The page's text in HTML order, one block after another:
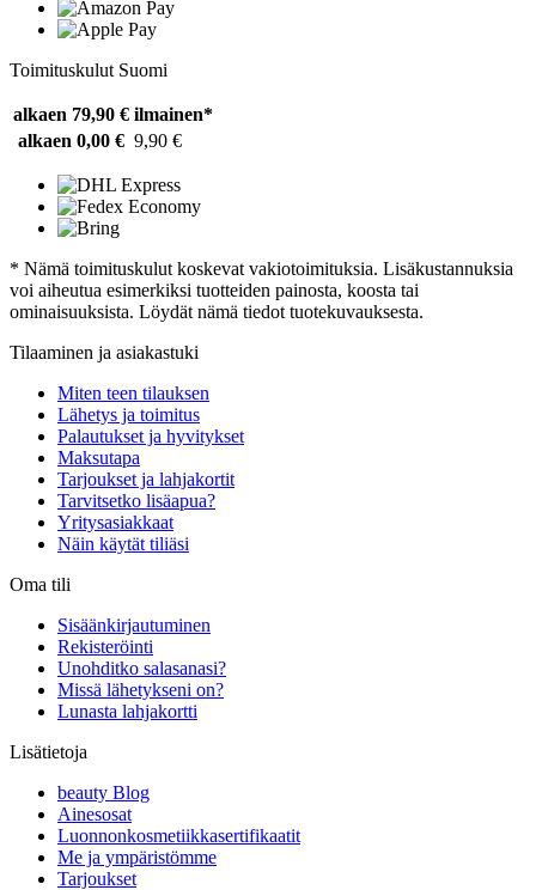
Toimituskulut Suomi
alkaen 79,90 € ilmainen*
alkaen 0,00 € 9,90 €
* Nämä toimituskulut koskevat vakiotoimituksia. Lisäkustannuksia
voi aiheutua esimerkiksi tuotteiden painosta, koosta tai
ominaisuuksista. Löydät nämä tiedot tuotekuvauksesta.
Tilaaminen ja asiakastuki
Miten teen tilauksen
Lähetys ja toimitus
Palautukset ja hyvitykset
Maksutapa
Tarjoukset ja lahjakortit
Tarvitsetko lisäapua?
Yritysasiakkaat
Näin käytät tiliäsi
Oma tili
Sisäänkirjautuminen
Rekisteröinti
Unohditko salasanasi?
Missä lähetykseni on?
Lunasta lahjakortti
Lisätietoja
beauty Blog
Ainesosat
Luonnonkosmetiikkasertifikaatit
Me ja ympäristömme
Tarjoukset